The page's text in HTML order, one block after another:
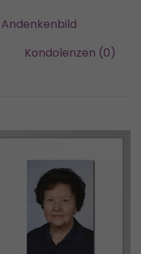
Andenkenbild
Kondolenzen (0)